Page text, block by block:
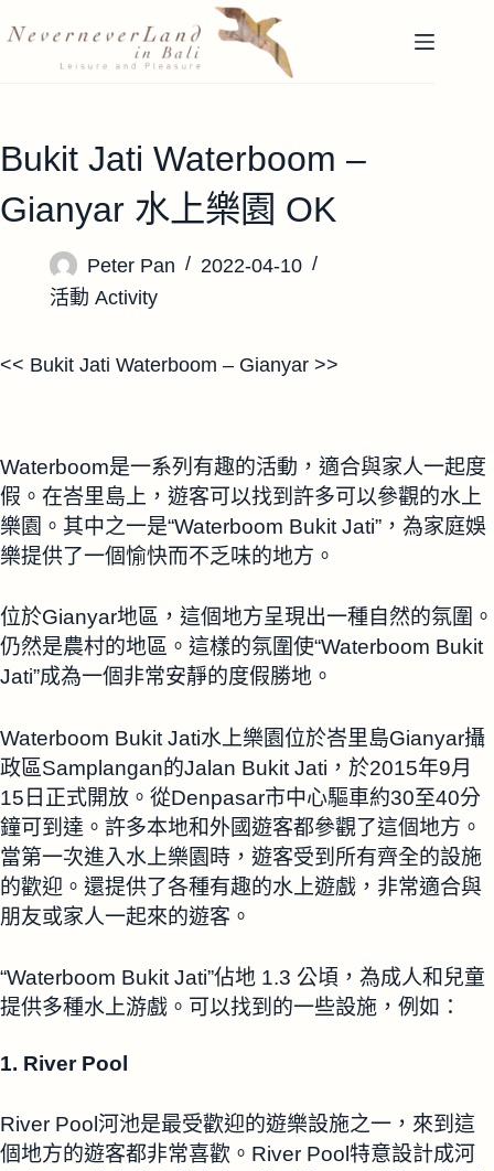
至
容
Bukit Jati Waterboom –
Gianyar 水上樂園 OK
Peter Pan
2022-04-10
活動 Activity
<< Bukit Jati Waterboom – Gianyar >>
Waterboom是一系列有趣的活動，適合與家人一起度
假。在峇里島上，遊客可以找到許多可以參觀的水上
樂園。其中之一是“Waterboom Bukit Jati”，為家庭娛
樂提供了一個愉快而不乏味的地方。
位於Gianyar地區，這個地方呈現出一種自然的氛圍。
仍然是農村的地區。這樣的氛圍使“Waterboom Bukit
Jati”成為一個非常安靜的度假勝地。
Waterboom Bukit Jati水上樂園位於峇里島Gianyar攝
政區Samplangan的Jalan Bukit Jati，於2015年9月
15日正式開放。從Denpasar市中心驅車約30至40分
鐘可到達。許多本地和外國遊客都參觀了這個地方。
當第一次進入水上樂園時，遊客受到所有齊全的設施
的歡迎。還提供了各種有趣的水上遊戲，非常適合與
朋友或家人一起來的遊客。
“Waterboom Bukit Jati”佔地 1.3 公頃，為成人和兒童
提供多種水上游戲。可以找到的一些設施，例如：
1. River Pool
River Pool河池是最受歡迎的遊樂設施之一，來到這
個地方的遊客都非常喜歡。River Pool特意設計成河